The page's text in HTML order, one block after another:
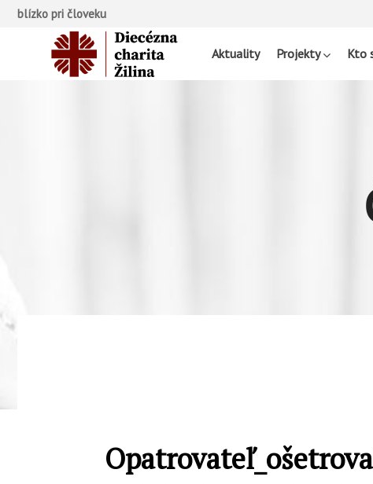
blízko pri človeku
Aktuality Projekty Kto